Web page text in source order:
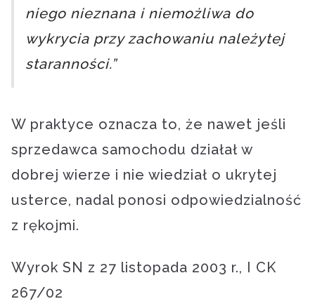
niego nieznana i niemożliwa do
wykrycia przy zachowaniu należytej
staranności.”
W praktyce oznacza to, że nawet jeśli
sprzedawca samochodu działał w
dobrej wierze i nie wiedział o ukrytej
usterce, nadal ponosi odpowiedzialność
z rękojmi.
Wyrok SN z 27 listopada 2003 r., I CK
267/02